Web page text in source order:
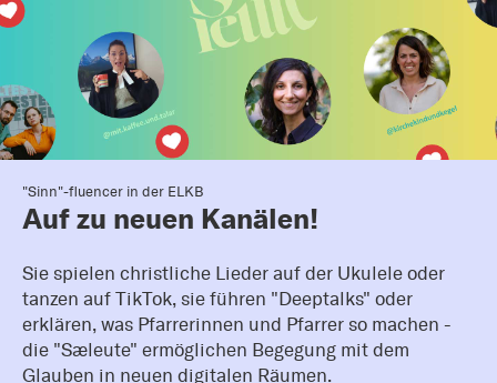
"Sinn"-fluencer in der ELKB
Auf zu neuen Kanälen!
Sie spielen christliche Lieder auf der Ukulele oder
tanzen auf TikTok, sie führen "Deeptalks" oder
erklären, was Pfarrerinnen und Pfarrer so machen -
die "Sæleute" ermöglichen Begegung mit dem
Glauben in neuen digitalen Räumen.